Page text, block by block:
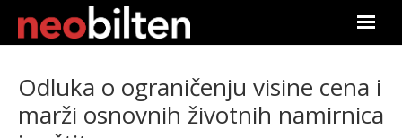
Претрага
Odluka o ograničenju visine cena i
marži osnovnih životnih namirnica